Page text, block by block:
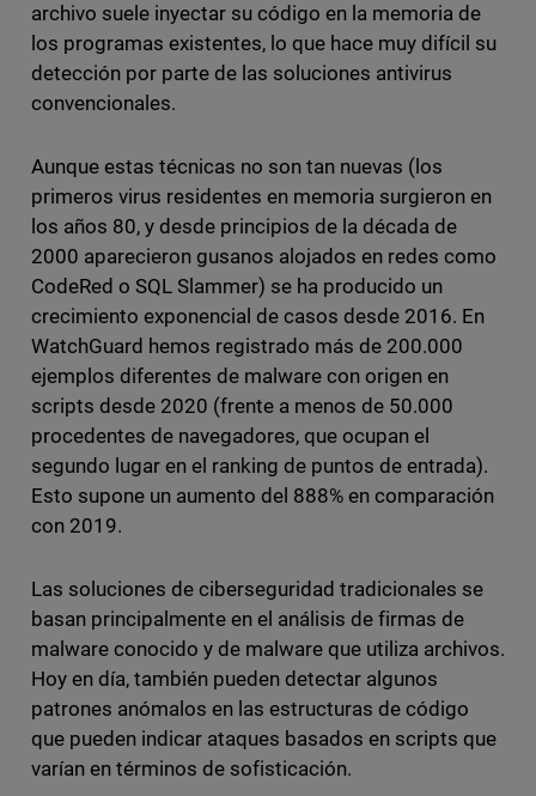
archivo suele inyectar su código en la memoria de
los programas existentes, lo que hace muy difícil su
detección por parte de las soluciones antivirus
convencionales.
Aunque estas técnicas no son tan nuevas (los
primeros virus residentes en memoria surgieron en
los años 80, y desde principios de la década de
2000 aparecieron gusanos alojados en redes como
CodeRed o SQL Slammer) se ha producido un
crecimiento exponencial de casos desde 2016. En
WatchGuard hemos registrado más de 200.000
ejemplos diferentes de malware con origen en
scripts desde 2020 (frente a menos de 50.000
procedentes de navegadores, que ocupan el
segundo lugar en el ranking de puntos de entrada).
Esto supone un aumento del 888% en comparación
con 2019.
Las soluciones de ciberseguridad tradicionales se
basan principalmente en el análisis de firmas de
malware conocido y de malware que utiliza archivos.
Hoy en día, también pueden detectar algunos
patrones anómalos en las estructuras de código
que pueden indicar ataques basados en scripts que
varían en términos de sofisticación.